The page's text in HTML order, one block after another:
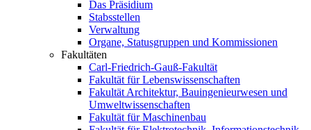
Das Präsidium
Stabsstellen
Verwaltung
Organe, Statusgruppen und Kommissionen
Fakultäten
Carl-Friedrich-Gauß-Fakultät
Fakultät für Lebenswissenschaften
Fakultät Architektur, Bauingenieurwesen und
Umweltwissenschaften
Fakultät für Maschinenbau